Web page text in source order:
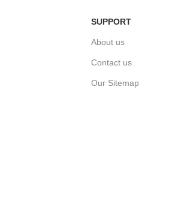
SUPPORT
About us
Contact us
Our Sitemap